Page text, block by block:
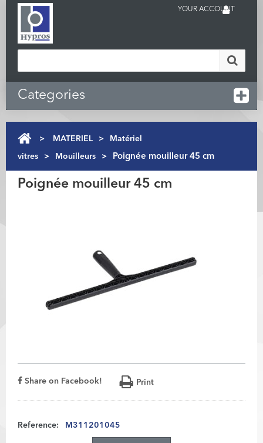
YOUR ACCOUNT
Categories
> MATERIEL > Matériel
vitres > Mouilleurs > Poignée mouilleur 45 cm
Poignée mouilleur 45 cm
Share on Facebook! Print
Reference: M311201045